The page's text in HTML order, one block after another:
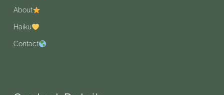
About
Haiku
Contact